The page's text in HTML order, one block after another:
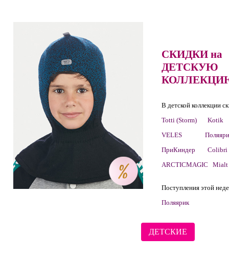
СКИДКИ на
ДЕТСКУЮ
В детской коллекции
Totti (Storm)
Kotik
VELES
ПриКиндер
Colibri
ARCTICMAGIC
Mialt
Поступления этой
Поляярик
ДЕТСКИЕ